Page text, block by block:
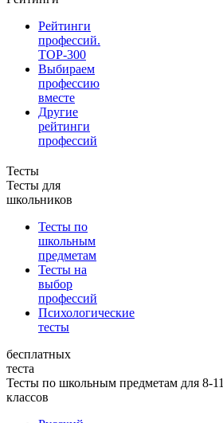
Рейтинги
профессий.
TOP-300
Выбираем
профессию
вместе
Другие
рейтинги
профессий
Тесты
Тесты для
школьников
Тесты по
школьным
предметам
Тесты на
выбор
профессий
Психологические
тесты
бесплатных
теста
Тесты по школьным предметам для 8-11
классов